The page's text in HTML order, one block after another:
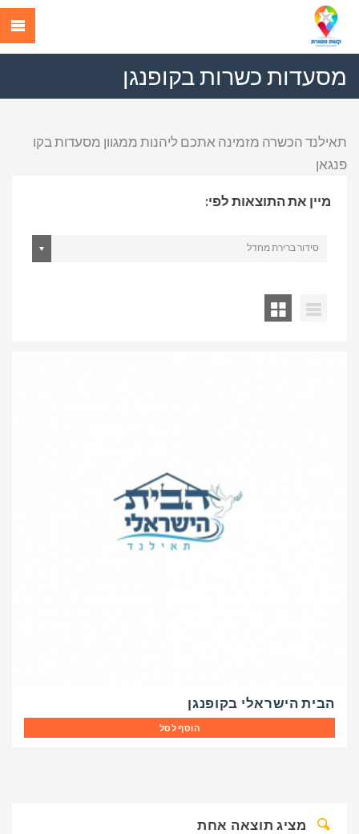
מסעדות כשרות בקופנגן
תאילנד הכשרה מזמינה אתכם ליהנות ממגוון מסעדות בקו
פנגאן
מיין את התוצאות לפי:
סידור ברירת מחדל
הבית הישראלי בקופנגן
הוסף לסל
מציג תוצאה אחת